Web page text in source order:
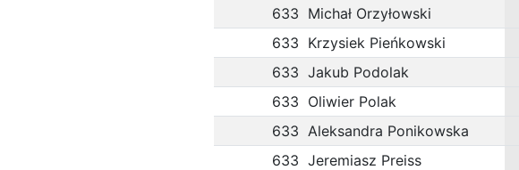
633 Michał Orzyłowski
633 Krzysiek Pieńkowski
633 Jakub Podolak
633 Oliwier Polak
633 Aleksandra Ponikowska
633 Jeremiasz Preiss